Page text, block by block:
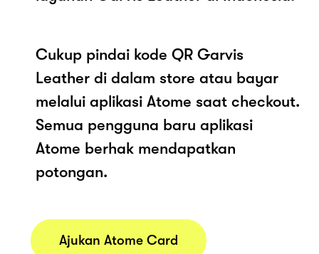
Cukup pindai kode QR Garvis
Leather di dalam store atau bayar
melalui aplikasi Atome saat checkout.
Semua pengguna baru aplikasi
Atome berhak mendapatkan
potongan.
Ajukan Atome Card